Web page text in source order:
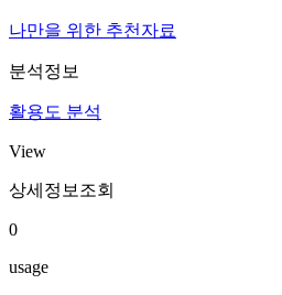
나만을 위한 추천자료
분석정보
활용도 분석
View
상세정보조회
0
usage